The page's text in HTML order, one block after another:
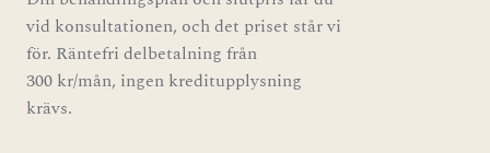
vid konsultationen, och det priset står vi
för. Räntefri delbetalning från
300 kr/mån, ingen kreditupplysning
krävs.